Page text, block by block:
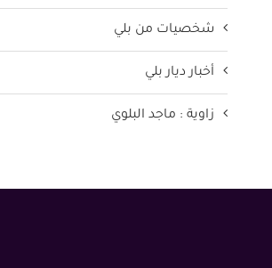
شخصيات من بلي
أخبار ديار بلي
زاوية : ماجد البلوي